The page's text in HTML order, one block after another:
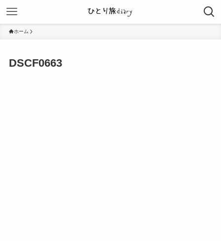
ホーム
DSCF0663